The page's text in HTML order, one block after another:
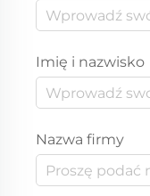
Imię i nazwisko
Nazwa firmy